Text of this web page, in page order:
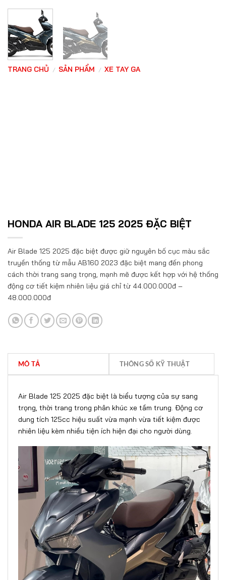
TRANG CHỦ / SẢN PHẨM / XE TAY GA
HONDA AIR BLADE 125 2025 ĐẶC BIỆT
Air Blade 125 2025 đặc biệt được giữ nguyên bố cục màu sắc
truyền thống từ mẫu AB160 2023 đặc biệt mang đến phong
cách thời trang sang trọng, mạnh mẽ được kết hợp với hệ thống
động cơ tiết kiệm nhiên liệu giá chỉ từ 44.000.000đ –
48.000.000đ
MÔ TẢ THÔNG SỐ KỸ THUẬT
Air Blade 125 2025 đặc biệt là biểu tượng của sự sang
trọng, thời trang trong phân khúc xe tầm trung. Động cơ
dung tích 125cc hiệu suất vừa mạnh vừa tiết kiệm được
nhiên liệu kèm nhiều tiện ích hiện đại cho người dùng.